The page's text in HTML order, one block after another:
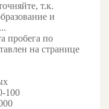
т.к.
и
пробега по
на странице
100